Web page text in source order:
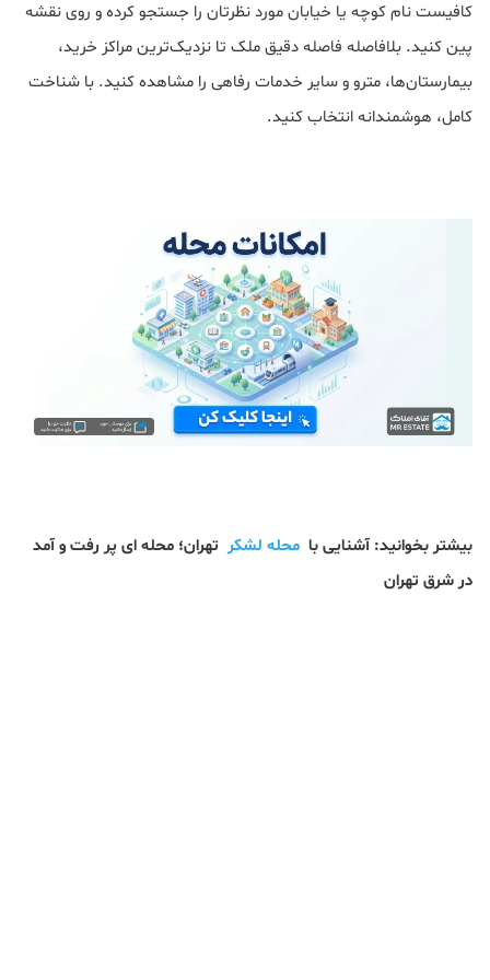
کافیست نام کوچه یا خیابان مورد نظرتان را جستجو کرده و روی نقشه
پین کنید. بلافاصله فاصله دقیق ملک تا نزدیک‌ترین مراکز خرید،
بیمارستان‌ها، مترو و سایر خدمات رفاهی را مشاهده کنید. با شناخت
کامل، هوشمندانه انتخاب کنید.
بیشتر بخوانید: آشنایی با محله لشکر تهران؛ محله ای پر رفت و آمد
در شرق تهران